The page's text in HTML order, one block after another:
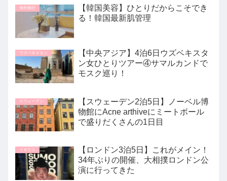
海外旅行
【韓国美容】ひとりだからこそでき
る！韓国最新肌管理
ウズベキスタン
【中央アジア】4泊6日ウズベキスタ
ン女ひとりツアー④サマルカンドで
モスク巡り！
スウェーデン
【スウェーデン2泊5日】ノーベル博
物館にAcne arthiveにミートボール
で盛りだくさんの1日目
イギリス
【ロンドン3泊5日】これがメイン！
34年ぶりの開催、大相撲ロンドン公
演に行ってきた